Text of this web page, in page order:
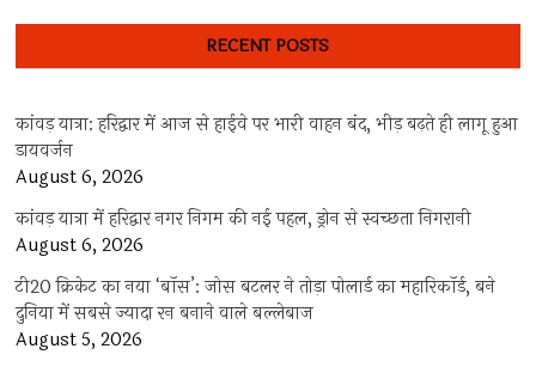
RECENT POSTS
कांवड़ यात्रा: हरिद्वार में आज से हाईवे पर भारी वाहन बंद, भीड़ बढ़ते ही लागू हुआ
डायवर्जन
August 6, 2026
कांवड़ यात्रा में हरिद्वार नगर निगम की नई पहल, ड्रोन से स्वच्छता निगरानी
August 6, 2026
टी20 क्रिकेट का नया ‘बॉस’: जोस बटलर ने तोड़ा पोलार्ड का महारिकॉर्ड, बने
दुनिया में सबसे ज्यादा रन बनाने वाले बल्लेबाज
August 5, 2026